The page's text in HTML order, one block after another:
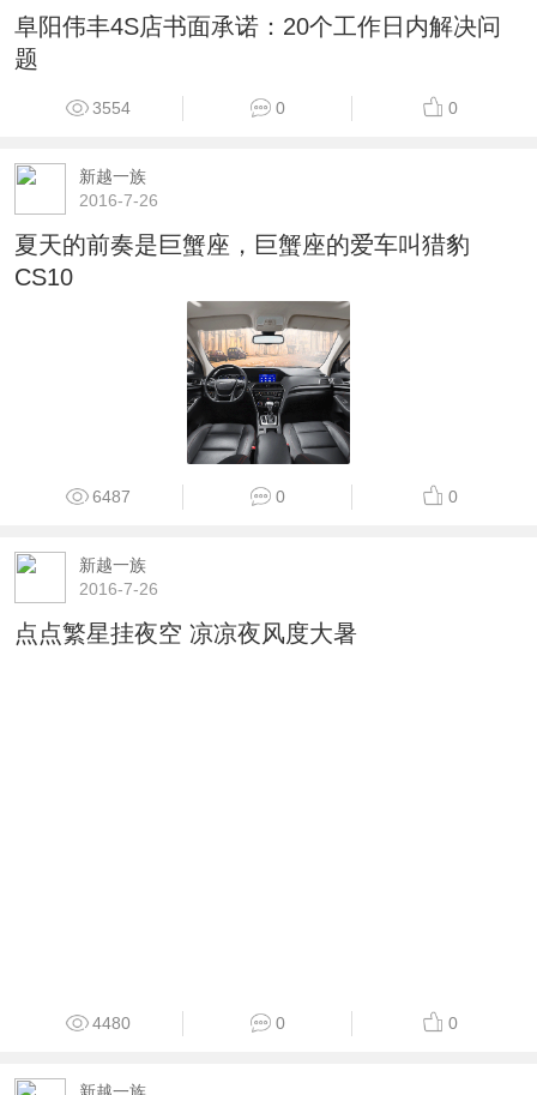
阜阳伟丰4S店书面承诺：20个工作日内解决问
题
3554 0 0
新越一族
2016-7-26
夏天的前奏是巨蟹座，巨蟹座的爱车叫猎豹
CS10
6487 0 0
新越一族
2016-7-26
点点繁星挂夜空 凉凉夜风度大暑
4480 0 0